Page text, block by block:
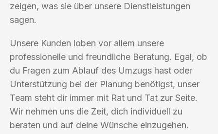
zeigen, was sie über unsere Dienstleistungen
sagen.
Unsere Kunden loben vor allem unsere
professionelle und freundliche Beratung. Egal, ob
du Fragen zum Ablauf des Umzugs hast oder
Unterstützung bei der Planung benötigst, unser
Team steht dir immer mit Rat und Tat zur Seite.
Wir nehmen uns die Zeit, dich individuell zu
beraten und auf deine Wünsche einzugehen.